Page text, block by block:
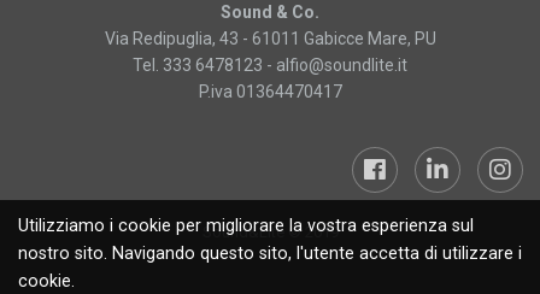
Utilizziamo i cookie per migliorare la vostra esperienza sul
nostro sito. Navigando questo sito, l'utente accetta di utilizzare i
cookie.
Sound & Co.
Via Redipuglia, 43 - 61011 Gabicce Mare, PU
Tel. 333 6478123 - alfio@soundlite.it
P.iva 01364470417
Sound&Lite © 2019